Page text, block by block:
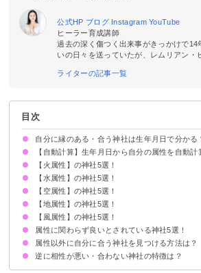
公式HP ブログ InstagramYouTube
ヒーラー育成講師
過去の深く傷つく出来事がきっかけで14
いの日々を送っていたが、レムリアン・
ライターの記事一覧
目次
自分に縁のある・合う神社は生年月日で分かる
あらゆるものには属性があり相性の良し悪しが
自分の属性は生年月日から計算できる
【自動計算】生年月日から自分の属性を自動計
【火属性】の神社5選！
①鹿島神宮：茨城県
②多賀大社：滋賀県
③八坂神社：京都府
④住吉大社：大阪府
⑤宝満宮 竈門神社：福岡県
【水属性】の神社5選！
②伊勢神宮：三重県
②東京大神宮：東京都
③貴船神社：京都府
④嚴島神社：広島県
⑤太宰府天満宮：福岡県
【空属性】の神社5選！
①八重垣神社：島根県
②玉置神社：奈良県
③吉備津神社：岡山県
④日光東照宮：栃木県
⑤白山比咩神社：石川県
【地属性】の神社5選！
①戸隠神社・奥社：長野県
②春日大社：奈良県
③香取神宮：千葉県
④大神神社：奈良県
⑤出雲大社：島根県
【風属性】の神社5選！
①三峰神社：埼玉県
②日枝神社：東京都
③伏見稲荷大社：京都府
④彌彦神社：新潟県
⑤石上神宮：奈良県
属性に関わらず良いとされている神社5選！
①明治神宮：東京都
②寒川神社：神奈川県
③高麗神社：埼玉県
④猿田彦神社：三重県
⑤宇佐神宮：大分県
属性以外に自分に合う神社を見つける方法は？
神社に歓迎されているサインを感じる
気になる神社には実際に行ってみる
逆に相性が悪い・合わない神社の特徴は？
参拝すると体調不良になる
参拝しようとすると雨が降る
何となく気持ちが悪いと感じる